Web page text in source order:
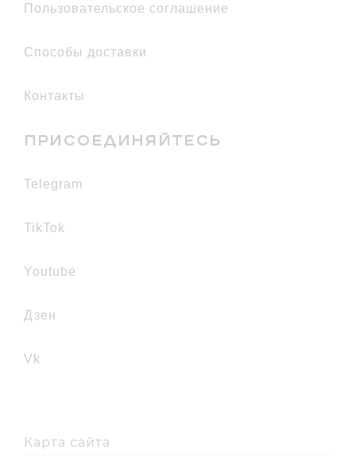
Пользовательское соглашение
Способы доставки
Контакты
ПРИСОЕДИНЯЙТЕСЬ
telegram
TikTok
youtube
дзен
vk
Карта сайта